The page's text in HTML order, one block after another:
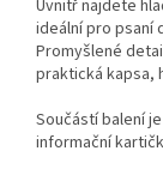
Uvnitř najdete
ideální pro psaní
Promyšlené
praktická kapsa,
Součástí balení
informační